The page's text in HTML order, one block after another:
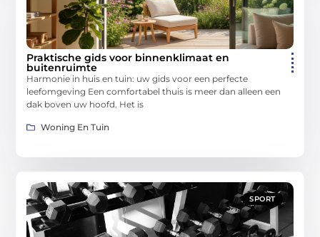
Praktische gids voor binnenklimaat en
buitenruimte
Harmonie in huis en tuin: uw gids voor een perfecte
leefomgeving Een comfortabel thuis is meer dan alleen een
dak boven uw hoofd. Het is
Woning En Tuin
SPORT